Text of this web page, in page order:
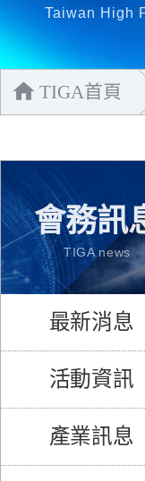
Taiwan High
TIGA首頁
會務訊
TIGA news
最新消息
活動資訊
產業訊息